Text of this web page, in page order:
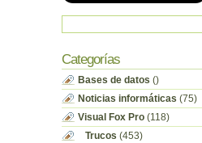
Categorías
Bases de datos ()
Noticias informáticas (75)
Visual Fox Pro(118)
Trucos (453)